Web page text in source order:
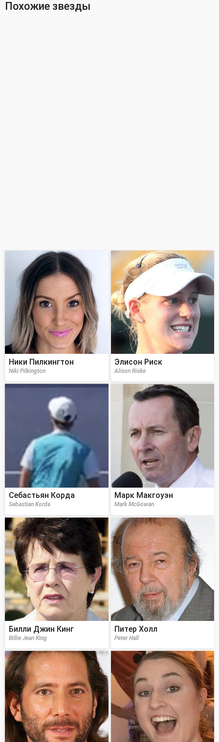
Похожие звезды
Ники Пилкингтон
Niki Pilkington
Элисон Риск
Alison Riske
Себастьян Корда
Sebastian Korda
Марк Макгоуэн
Mark McGowan
Билли Джин Кинг
Billie Jean King
Питер Холл
Peter Hall